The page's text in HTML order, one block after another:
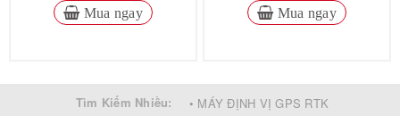
Mua ngay
Mua ngay
Tìm Kiếm Nhiều: • MÁY ĐỊNH VỊ GPS RTK